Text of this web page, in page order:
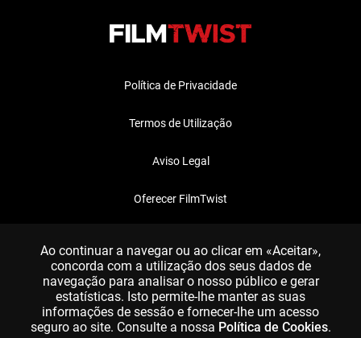
Política de Privacidade
Termos de Utilização
Aviso Legal
Oferecer FilmTwist
Ao continuar a navegar ou ao clicar em «Aceitar»,
concorda com a utilização dos seus dados de
navegação para analisar o nosso público e gerar
estatísticas. Isto permite-lhe manter as suas
informações de sessão e fornecer-lhe um acesso
seguro ao site. Consulte a nossa Política de Cookies.